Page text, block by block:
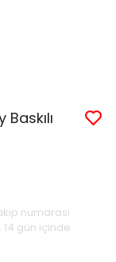
numarası
14 gün içinde